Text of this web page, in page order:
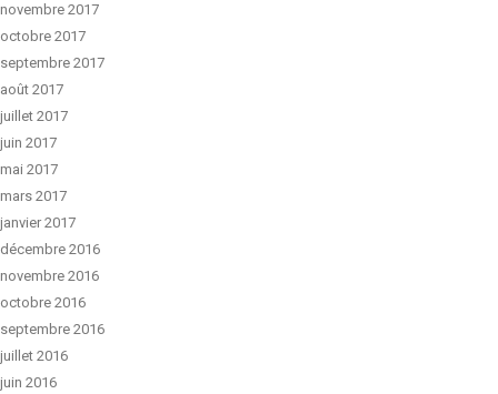
novembre 2017
octobre 2017
septembre 2017
août 2017
juillet 2017
juin 2017
mai 2017
mars 2017
janvier 2017
décembre 2016
novembre 2016
octobre 2016
septembre 2016
juillet 2016
juin 2016